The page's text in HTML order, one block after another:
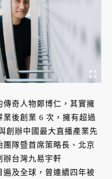
奇人物鄭博仁，其實擁
後創業 6 次，擁有超過
創辦中國最大直播產業先
隊暨首席策略長、北京
辦台灣九易宇軒
遍及全球，曾連續四年被